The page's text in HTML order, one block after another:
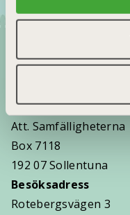
Villaägarna
Att. Samfälligheterna
Box 7118
192 07 Sollentuna
Besöksadress
Rotebergsvägen 3